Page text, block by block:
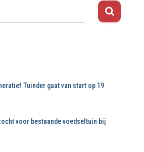
Tuinder gaat van start op 19
voor bestaande voedseltuin bij